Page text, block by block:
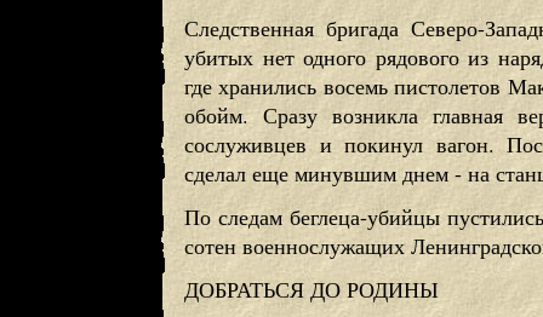
Следственная бригада Северо-
убитых нет одного рядового из
где хранились восемь пистолетов
обойм. Сразу возникла главная
сослуживцев и покинул вагон.
сделал еще минувшим днем - на
По следам беглеца-убийцы
сотен военнослужащих
ДОБРАТЬСЯ ДО РОДИНЫ